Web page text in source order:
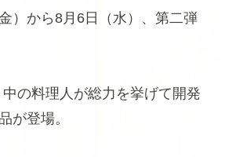
）から8月6日（水）、第二弾
の料理人が総力を挙げて開発
が登場。